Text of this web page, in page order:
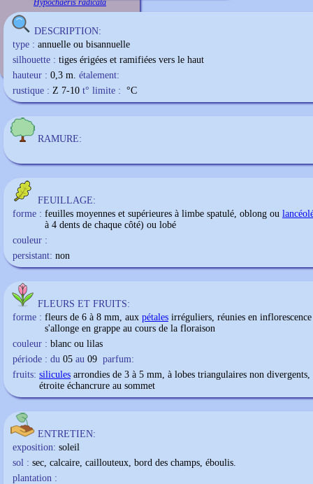
Hypochaeris radicata
DESCRIPTION:
type : annuelle ou bisannuelle
silhouette : tiges érigées et ramifiées vers le haut
hauteur : 0,3 m. étalement:
rustique : Z 7-10 t° limite : °C
RAMURE:
FEUILLAGE:
forme : feuilles moyennes et supérieures à limbe spatulé, oblong ou
à 4 dents de chaque côté) ou lobé
couleur :
persistant: non
FLEURS ET FRUITS:
forme : fleurs de 6 à 8 mm, aux pétales irréguliers, réunies en
s'allonge en grappe au cours de la floraison
couleur : blanc ou lilas
période : du 05 au 09 parfum:
fruits: silicules arrondies de 3 à 5 mm, à lobes triangulaires non divergents,
étroite échancrure au sommet
ENTRETIEN:
exposition: soleil
sol : sec, calcaire, caillouteux, bord des champs, éboulis.
plantation :